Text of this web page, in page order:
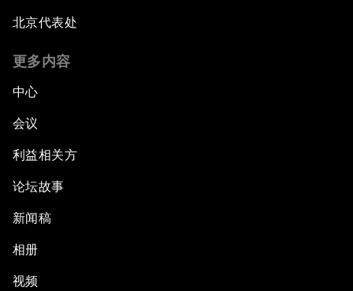
北京代表处
更多内容
中心
会议
利益相关方
论坛故事
新闻稿
相册
视频